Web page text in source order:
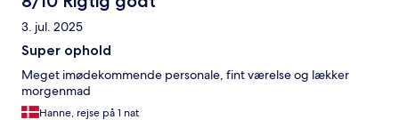
3. jul. 2025
Super ophold
Meget imødekommende personale, fint værelse og lækker
morgenmad
Hanne, rejse på 1 nat